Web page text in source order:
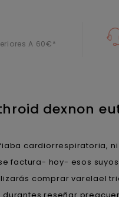
A 60€*
dexnon
cardiorrespiratoria,
factura- hoy- esos
comprar varelael
reseñar